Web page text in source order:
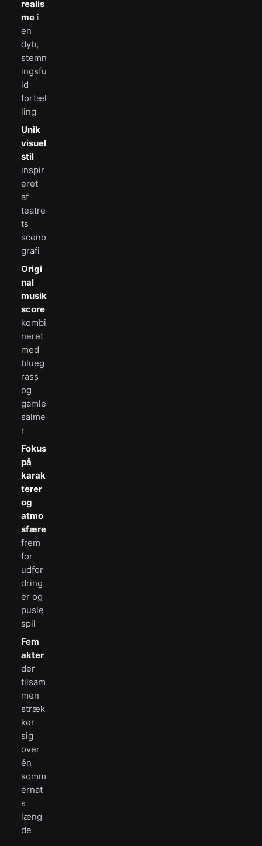
realis
me i
en
dyb,
stemn
ingsfu
ld
fortæl
ling
Unik
visuel
stil
inspir
eret
af
teatre
ts
sceno
grafi
Origi
nal
musik
score
kombi
neret
med
blueg
rass
og
gamle
salme
r
Fokus
på
karak
terer
og
atmo
sfære
frem
for
udfor
dring
er og
pusle
spil
Fem
akter
der
tilsam
men
stræk
ker
sig
over
én
somm
ernat
s
læng
de